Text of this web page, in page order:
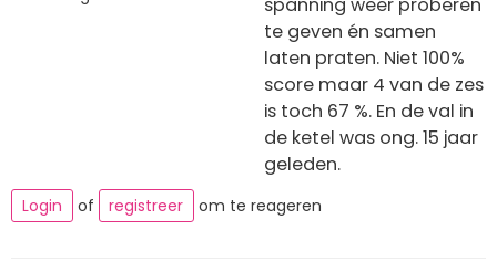
te geven én samen
laten praten. Niet 100%
score maar 4 van de zes
is toch 67 %. En de val in
de ketel was ong. 15 jaar
geleden.
Login of registreer om te reageren